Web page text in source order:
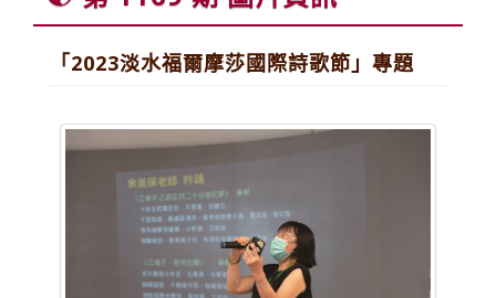
「2023淡水福爾摩莎國際詩歌節」專題